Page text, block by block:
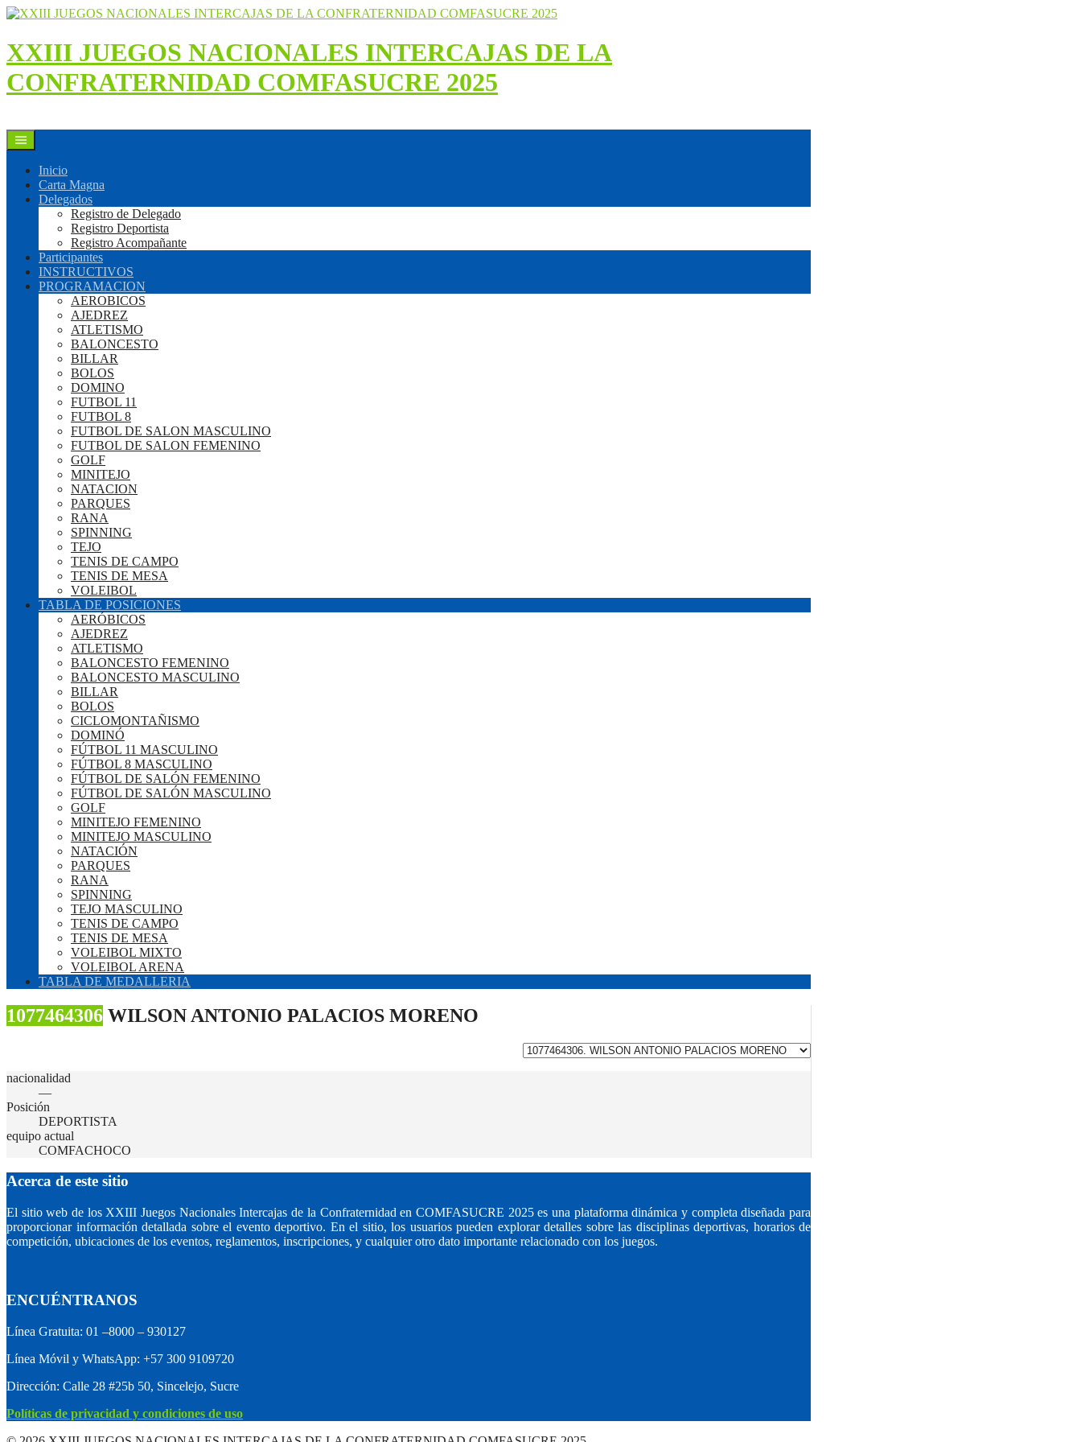
Saltar
contenido
XXIII JUEGOS NACIONALES INTERCAJAS DE LA
CONFRATERNIDAD COMFASUCRE 2025
Inicio
Carta Magna
Delegados
Registro de Delegado
Registro Deportista
Registro Acompañante
Participantes
INSTRUCTIVOS
PROGRAMACION
AEROBICOS
AJEDREZ
ATLETISMO
BALONCESTO
BILLAR
BOLOS
DOMINO
FUTBOL 11
FUTBOL 8
FUTBOL DE SALON MASCULINO
FUTBOL DE SALON FEMENINO
GOLF
MINITEJO
NATACION
PARQUES
RANA
SPINNING
TEJO
TENIS DE CAMPO
TENIS DE MESA
VOLEIBOL
TABLA DE POSICIONES
AERÓBICOS
AJEDREZ
ATLETISMO
BALONCESTO FEMENINO
BALONCESTO MASCULINO
BILLAR
BOLOS
CICLOMONTAÑISMO
DOMINÓ
FÚTBOL 11 MASCULINO
FÚTBOL 8 MASCULINO
FÚTBOL DE SALÓN FEMENINO
FÚTBOL DE SALÓN MASCULINO
GOLF
MINITEJO FEMENINO
MINITEJO MASCULINO
NATACIÓN
PARQUES
RANA
SPINNING
TEJO MASCULINO
TENIS DE CAMPO
TENIS DE MESA
VOLEIBOL MIXTO
VOLEIBOL ARENA
TABLA DE MEDALLERIA
1077464306 WILSON ANTONIO PALACIOS MORENO
nacionalidad
—
Posición
DEPORTISTA
equipo actual
COMFACHOCO
Acerca de este sitio
El sitio web de los XXIII Juegos Nacionales Intercajas de la Confraternidad en COMFASUCRE 2025 es una plataforma dinámica y completa diseñada para
proporcionar información detallada sobre el evento deportivo. En el sitio, los usuarios pueden explorar detalles sobre las disciplinas deportivas, horarios de
competición, ubicaciones de los eventos, reglamentos, inscripciones, y cualquier otro dato importante relacionado con los juegos.
ENCUÉNTRANOS
Línea Gratuita: 01 –8000 – 930127
Línea Móvil y WhatsApp: +57 300 9109720
Dirección: Calle 28 #25b 50, Sincelejo, Sucre
Políticas de privacidad y condiciones de uso